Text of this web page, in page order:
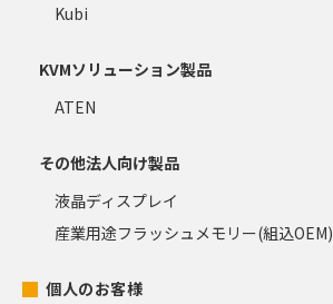
Kubi
KVMソリューション製品
ATEN
その他法人向け製品
液晶ディスプレイ
産業用途フラッシュメモリー(組込OEM)
個人のお客様